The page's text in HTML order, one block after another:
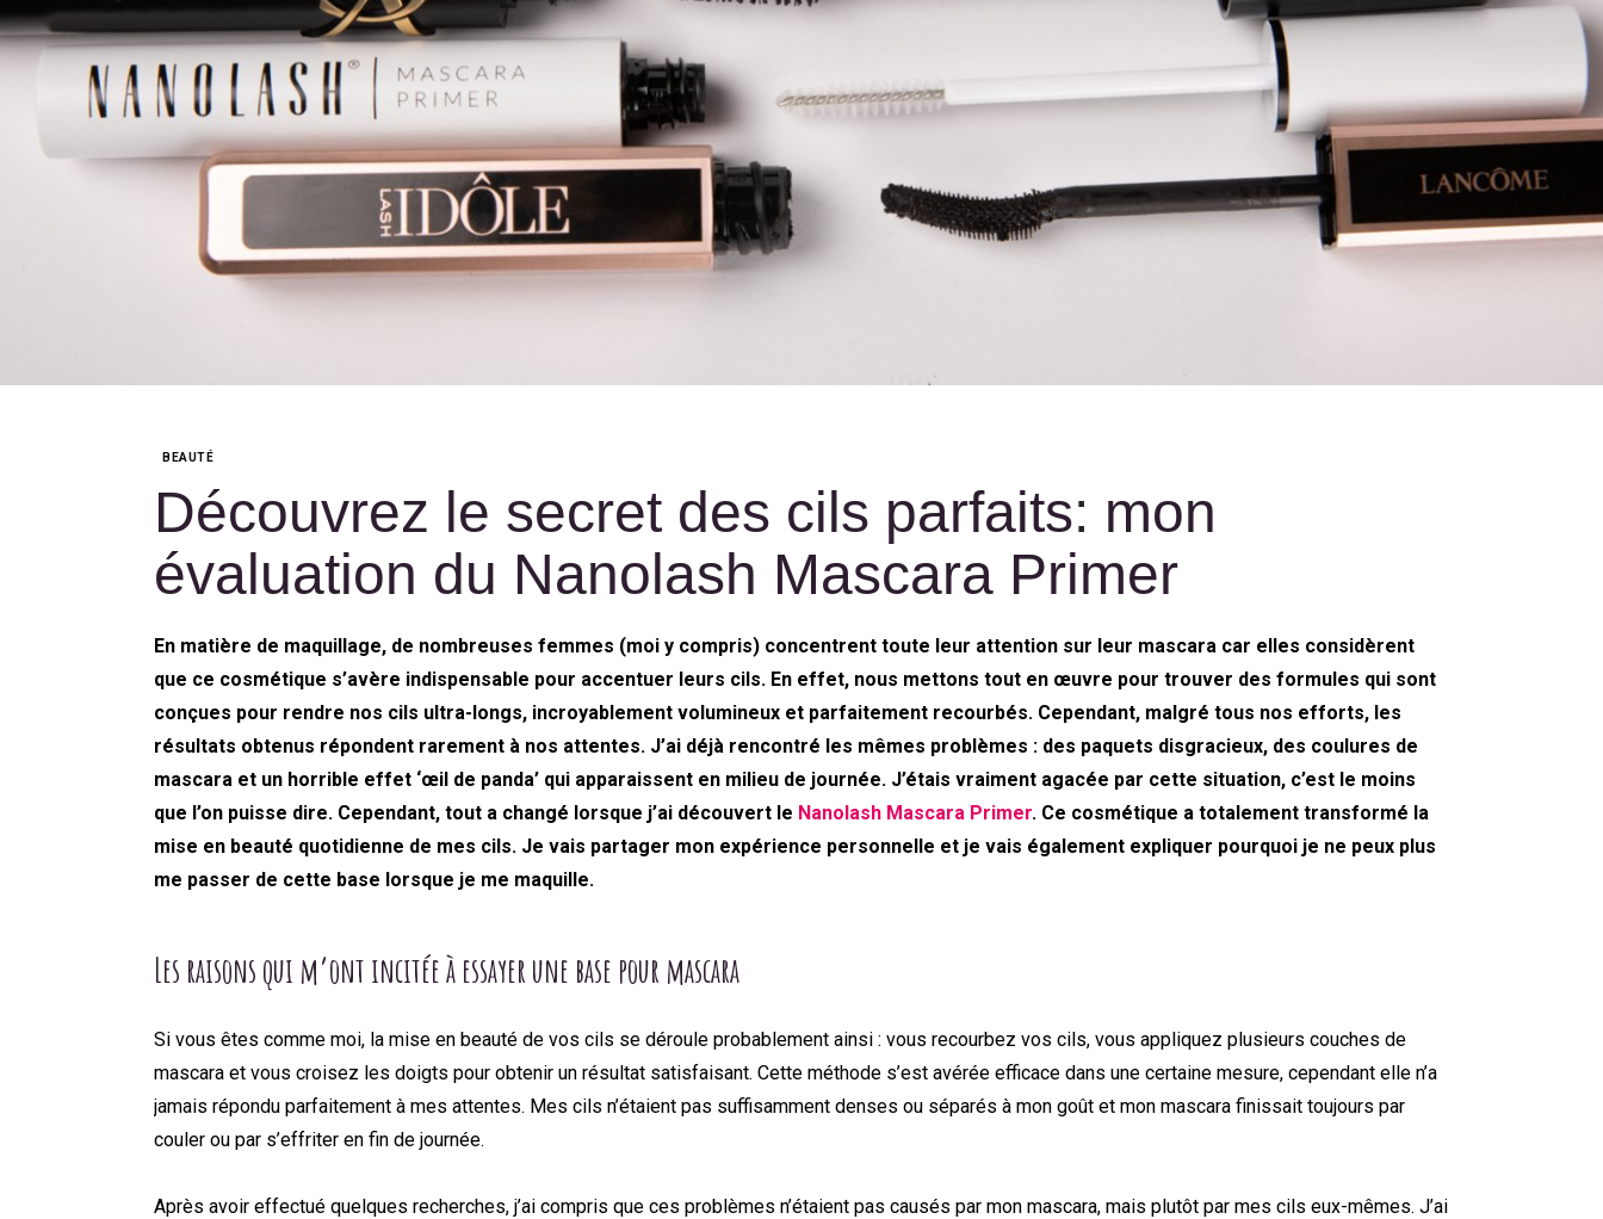
BEAUTÉ
Découvrez le secret des cils parfaits: mon
évaluation du Nanolash Mascara Primer
En matière de maquillage, de nombreuses femmes (moi y compris) concentrent toute leur attention sur leur mascara car elles considèrent
que ce cosmétique s’avère indispensable pour accentuer leurs cils. En effet, nous mettons tout en œuvre pour trouver des formules qui sont
conçues pour rendre nos cils ultra-longs, incroyablement volumineux et parfaitement recourbés. Cependant, malgré tous nos efforts, les
résultats obtenus répondent rarement à nos attentes. J’ai déjà rencontré les mêmes problèmes : des paquets disgracieux, des coulures de
mascara et un horrible effet ‘œil de panda’ qui apparaissent en milieu de journée. J’étais vraiment agacée par cette situation, c’est le moins
que l’on puisse dire. Cependant, tout a changé lorsque j’ai découvert le Nanolash Mascara Primer. Ce cosmétique a totalement transformé la
mise en beauté quotidienne de mes cils. Je vais partager mon expérience personnelle et je vais également expliquer pourquoi je ne peux plus
me passer de cette base lorsque je me maquille.
Les raisons qui m’ont incitée à essayer une base pour mascara
Si vous êtes comme moi, la mise en beauté de vos cils se déroule probablement ainsi : vous recourbez vos cils, vous appliquez plusieurs couches de
mascara et vous croisez les doigts pour obtenir un résultat satisfaisant. Cette méthode s’est avérée efficace dans une certaine mesure, cependant elle n’a
jamais répondu parfaitement à mes attentes. Mes cils n’étaient pas suffisamment denses ou séparés à mon goût et mon mascara finissait toujours par
couler ou par s’effriter en fin de journée.
Après avoir effectué quelques recherches, j’ai compris que ces problèmes n’étaient pas causés par mon mascara, mais plutôt par mes cils eux-mêmes. J’ai